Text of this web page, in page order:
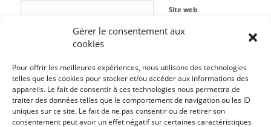
Gérer le consentement aux
cookies
Pour offrir les meilleures expériences, nous utilisons des technologies
telles que les cookies pour stocker et/ou accéder aux informations des
appareils. Le fait de consentir à ces technologies nous permettra de
traiter des données telles que le comportement de navigation ou les ID
uniques sur ce site. Le fait de ne pas consentir ou de retirer son
consentement peut avoir un effet négatif sur certaines caractéristiques
Site web